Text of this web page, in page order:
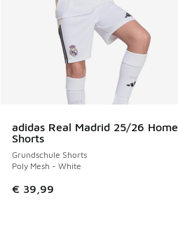
adidas Real Madrid 25/26 Home
Shorts
Grundschule Shorts
Poly Mesh - White
€ 39,99